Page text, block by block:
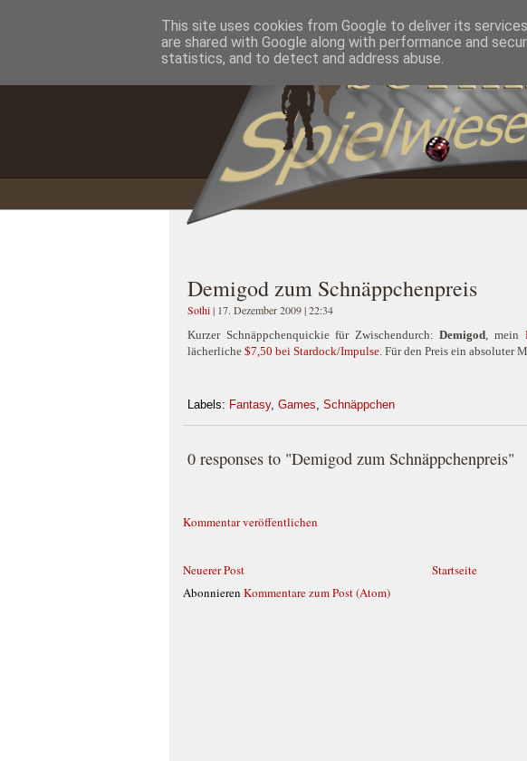
Home Impressum Datenschutzererklärung
Demigod zum Schnäppchenpreis
Sothi| 17. Dezember 2009 | 22:34
Kurzer Schnäppchenquickie für Zwischendurch:Demigod, mein
lächerliche $7,50 bei Stardock/Impulse. Für den Preis ein absoluter
Labels: Fantasy, Games, Schnäppchen
0 responses to "Demigod zum Schnäppchenpreis"
Kommentar veröffentlichen
Neuerer Post
Startseite
Abonnieren Kommentare zum Post (Atom)
This site uses cookies from Google to deliver its
are shared with Google along with performance and
statistics, and to detect and address abuse.